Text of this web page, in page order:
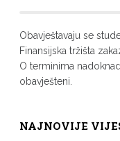
Obavještavaju se
Finansijska tržišta
O terminima
obavješteni.
NAJNOVIJE